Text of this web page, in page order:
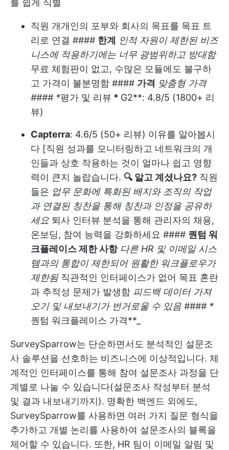
를 쉽게 식별
직원 개개인의 포부와 회사의 목표를 목표 트
리로 연결 #### 한계 인적 자원이 제한된 비즈
니스에 적용하기에는 너무 광범위하고 방대함
무료 체험판이 없고, 수많은 모듈에도 불구하
고 가격이 불분명함 #### 가격 맞춤형 가격
#### *평가 및 리뷰 * G2**: 4.8/5 (1800+ 리
뷰)
Capterra: 4.6/5 (50+ 리뷰) 이유를 알아봅시
다 [직원 성과를 모니터링하고 네트워크의 개
인들과 상호 작용하는 것이 얼마나 쉽고 영향
력이 큰지 놀랍습니다. 🔍 알고 계셨나요? 직원
들은 업무 문화에 특화된 배지와 조직의 작업
과 연결된 칭찬을 통해 칭찬과 인정을 공유하
세요 퇴사 인터뷰 분석을 통해 관리자의 채용,
온보딩, 참여 능력을 강화하세요 #### 퀀텀 워
크플레이스 제한 사항 다른 HR 및 이메일 시스
템과의 통합이 제한되어 원활한 워크플로우가
제한됨 직관적인 인터페이스가 없어 목표 혼란
과 추적성 문제가 발생함 피드백 데이터 가져
오기 및 내보내기가 번거로울 수 있음 #### *
퀀텀 워크플레이스 가격**
SurveySparrow는 단순하면서도 분석적인 설문조
사 솔루션을 선호하는 비즈니스에 이상적입니다. 체
계적인 인터페이스를 통해 참여 설문조사 과정을 단
계별로 나눌 수 있습니다(설문조사 작성부터 분석
및 결과 내보내기까지). 명확한 백엔드 외에도,
SurveySparrow를 사용하면 여러 가지 질문 형식을
추가하고 개별 논리를 사용하여 설문조사의 블록을
제어할 수 있습니다. 또한, HR 팀이 이메일 알림 및